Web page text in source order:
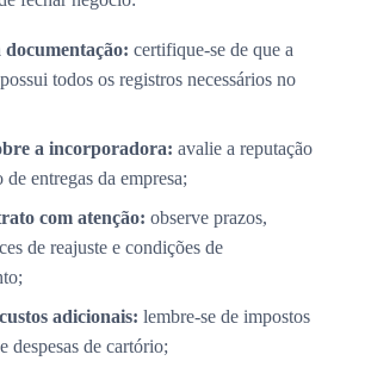
certifique-se de que a
todos os registros necessários no
a incorporadora: avalie a reputação
entregas da empresa;
com atenção: observe prazos,
de reajuste e condições de
adicionais: lembre-se de impostos
despesas de cartório;